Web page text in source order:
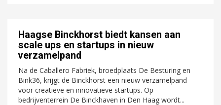
Haagse Binckhorst biedt kansen aan
scale ups en startups in nieuw
verzamelpand
Na de Caballero Fabriek, broedplaats De Besturing en
Bink36, krijgt de Binckhorst een nieuw verzamelpand
voor creatieve en innovatieve startups. Op
bedrijventerrein De Binckhaven in Den Haag wordt...